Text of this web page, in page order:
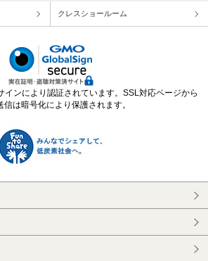
クレスショールーム
インにより認証されています。SSL対応ページから
信は暗号化により保護されます。